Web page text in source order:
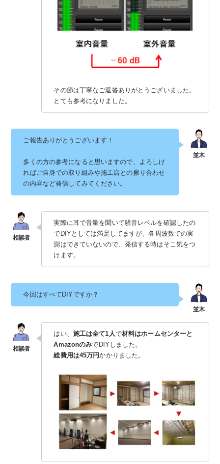
その節は丁寧なご返答ありがとうございました。
とても参考になりました。
ご報告ありがとうございます！
多くの方の参考になると思いますので、よろしけ
ればご自身での取り組みや施工店との擦り合わせ
の内容など発信してみてください。
実際に耳で音量を聞いて騒音レベルを確認したの
でDIYとしては満足してますが、各周波数での実
測はできていないので、発信する時はそこ気をつ
けます。
今回はすべてDIYですか？
はい、 施工は全て1人で材料はホームセンターと
AmazonのみでDIYしました。
総費用は45万円かかりました。